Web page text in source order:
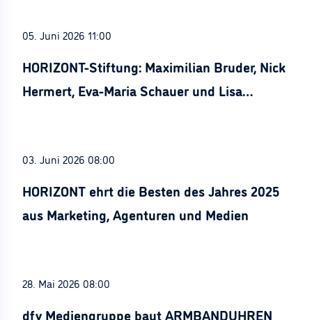
05. Juni 2026 11:00
HORIZONT-Stiftung: Maximilian Bruder, Nick
Hermert, Eva-Maria Schauer und Lisa
03. Juni 2026 08:00
HORIZONT ehrt die Besten des Jahres 2025
aus Marketing, Agenturen und Medien
28. Mai 2026 08:00
dfv Mediengruppe baut ARMBANDUHREN